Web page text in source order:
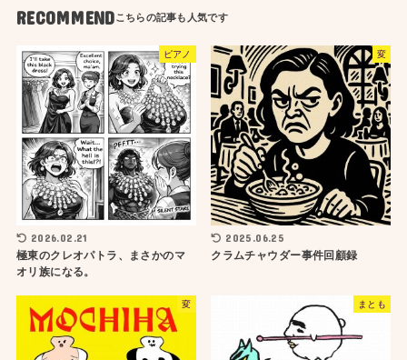
RECOMMEND
ピアノ
2026.02.21
極東のクレオパトラ、まさかのマ
オリ族になる。
変
2025.06.25
クラムチャウダー事件回顧録
変 まとも